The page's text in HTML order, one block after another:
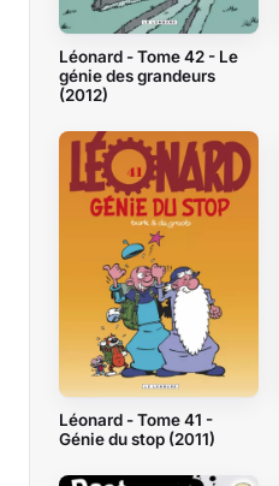
Léonard - Tome 42 - Le
génie des grandeurs
(2012)
Léonard - Tome 41 -
Génie du stop (2011)